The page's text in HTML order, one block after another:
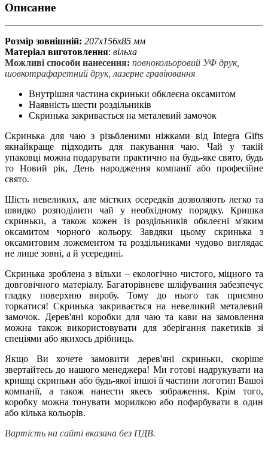
Описание
Розмір зовнішній: 207х156х85 мм
Матеріал виготовлення: вільха
Можливі способи нанесення: повнокольоровий УФ друк,
шовкотрафаретний друк, лазерне гравіювання
Внутрішня частина скриньки обклеєна оксамитом
Наявність шести роздільників
Скринька закривається на металевий замочок
Скринька для чаю з різьбленими ніжками від Integra Gifts
якнайкраще підходить для пакування чаю. Чай у такій
упаковці можна подарувати практично на будь-яке свято, будь
то Новий рік, День народження компанії або професійне
свято.
Шість невеликих, але містких осередків дозволяють легко та
швидко розподілити чай у необхідному порядку. Кришка
скриньки, а також кожен із роздільників обклеєні м'яким
оксамитом чорного кольору. Завдяки цьому скринька з
оксамитовим ложементом та роздільниками чудово виглядає
не лише зовні, а й усередині.
Скринька зроблена з вільхи – екологічно чистого, міцного та
довговічного матеріалу. Багаторівневе шліфування забезпечує
гладку поверхню виробу. Тому до нього так приємно
торкатися! Скринька закривається на невеликий металевий
замочок. Дерев'яні коробки для чаю та кави на замовлення
можна також використовувати для зберігання пакетиків зі
спеціями або якихось дрібниць.
Якщо Ви хочете замовити дерев'яні скриньки, скоріше
звертайтесь до нашого менеджера! Ми готові надрукувати на
кришці скриньки або будь-якої іншої її частини логотип Вашої
компанії, а також нанести якесь зображення. Крім того,
коробку можна тонувати морилкою або пофарбувати в один
або кілька кольорів.
Вартість на сайті вказана без ПДВ.